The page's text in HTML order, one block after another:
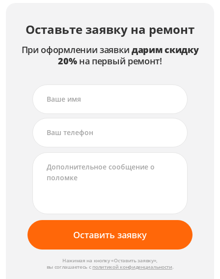
Оставьте заявку на ремонт
При оформлении заявки дарим скидку
20%на первый ремонт!
Оставить заявку
Нажимая на кнопку «Оставить заявку»,
вы соглашаетесь с политикой конфиденциальности.